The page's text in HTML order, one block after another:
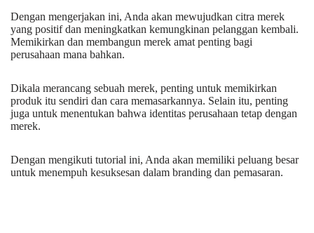
Dengan mengerjakan ini, Anda akan mewujudkan citra merek
yang positif dan meningkatkan kemungkinan pelanggan kembali.
Memikirkan dan membangun merek amat penting bagi
perusahaan mana bahkan.
Dikala merancang sebuah merek, penting untuk memikirkan
produk itu sendiri dan cara memasarkannya. Selain itu, penting
juga untuk menentukan bahwa identitas perusahaan tetap dengan
merek.
Dengan mengikuti tutorial ini, Anda akan memiliki peluang besar
untuk menempuh kesuksesan dalam branding dan pemasaran.